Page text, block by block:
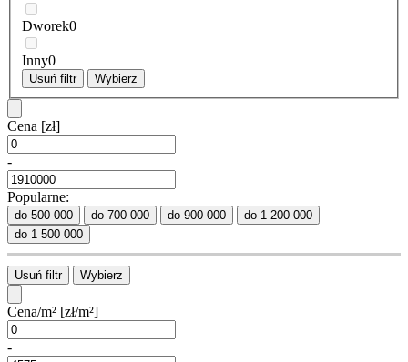
Dworek0
Inny0
Usuń filtr Wybierz
Cena [zł]
-
Popularne:
do 500 000 do 700 000 do 900 000
do 1 200 000
do 1 500 000
Usuń filtr Wybierz
Cena/m² [zł/m²]
-